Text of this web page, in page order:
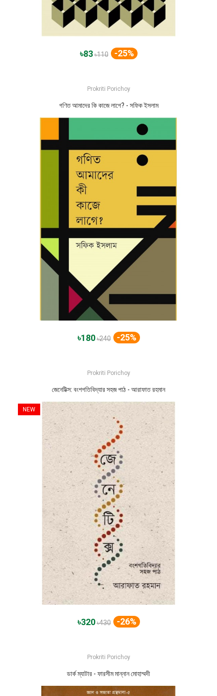
৳83৳110 -25%
Prokriti Porichoy
গণিত আমাদের কি কাজে লাগে? - সফিক ইসলাম
৳180৳240 -25%
Prokriti Porichoy
জেনেটিক্স: বংশগতিবিদ্যার সহজ পাঠ - আরাফাত রহমান
NEW
৳320৳430 -26%
Prokriti Porichoy
ডার্ক ম্যাটার - ফারসীম মান্নান মোহাম্মদী